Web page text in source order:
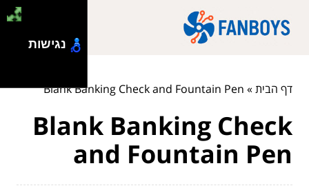
דף הבית»
Blank Banking Check and Fountain Pen
Blank Banking Check
and Fountain Pen
נגישות